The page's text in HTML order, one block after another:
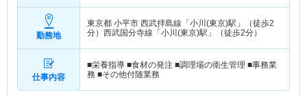
勤務地
東京都 小平市 西武拝島線「小川(東京)駅」（徒歩2
分）西武国分寺線「小川(東京)駅」（徒歩2分）
仕事内容
■栄養指導 ■食材の発注 ■調理場の衛生管理 ■事務業
務 ■その他付随業務